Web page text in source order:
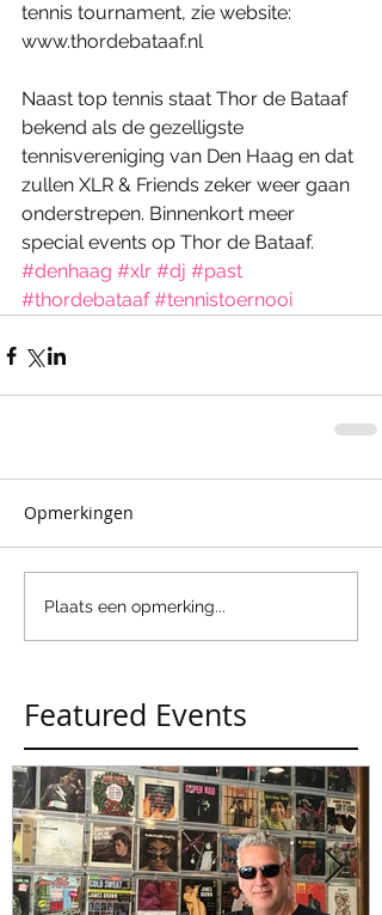
tennis tournament, zie website:
www.thordebataaf.nl
Naast top tennis staat Thor de Bataaf
bekend als de gezelligste
tennisvereniging van Den Haag en dat
zullen XLR & Friends zeker weer gaan
onderstrepen. Binnenkort meer
special events op Thor de Bataaf.
#denhaag #xlr #dj #past
#thordebataaf #tennistoernooi
Opmerkingen
Plaats een opmerking...
Featured Events